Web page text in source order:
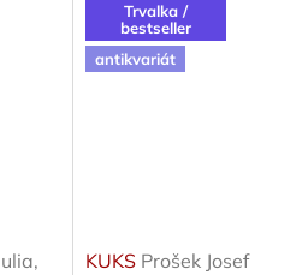
Trvalka /
bestseller
antikvariát
KUKS Prošek Josef